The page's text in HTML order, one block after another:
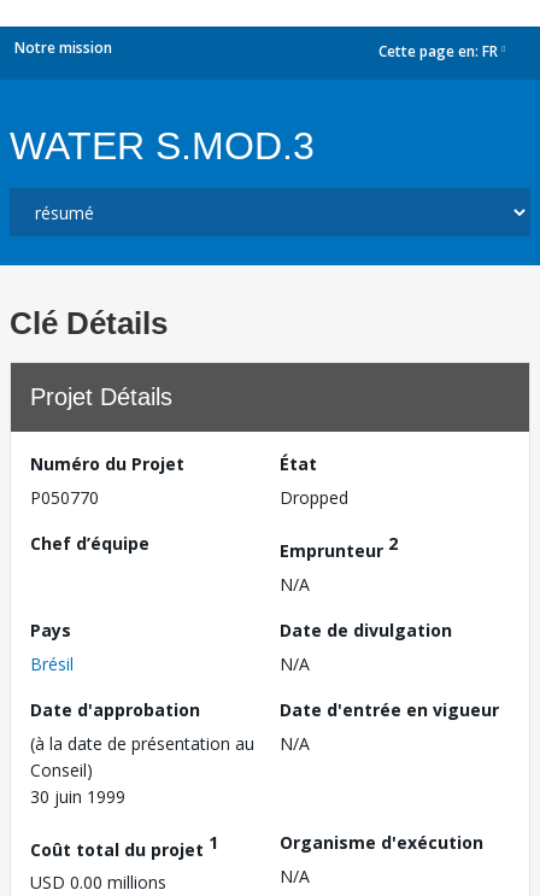
Notre mission Cette page en: FR
WATER S.MOD.3
Clé Détails
Projet Détails
Numéro du Projet
P050770
État
Dropped
Chef d’équipe
Emprunteur 2
N/A
Pays
Brésil
Date de divulgation
N/A
Date d'approbation
(à la date de présentation au
Conseil)
30 juin 1999
Date d'entrée en vigueur
N/A
Coût total du projet 1
USD 0.00 millions
Organisme d'exécution
N/A